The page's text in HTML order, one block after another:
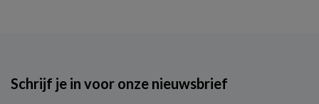
Schrijf je in voor onze nieuwsbrief